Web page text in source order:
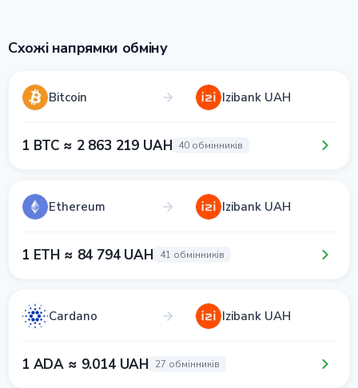
Схожі напрямки обміну
Bitcoin Izibank UAH
1 BTC ≈ 2 863 219 UAH 40 обмінників
Ethereum Izibank UAH
1 ETH ≈ 84 794 UAH 41 обмінників
Cardano Izibank UAH
1 ADA ≈ 9.014 UAH 27 обмінників